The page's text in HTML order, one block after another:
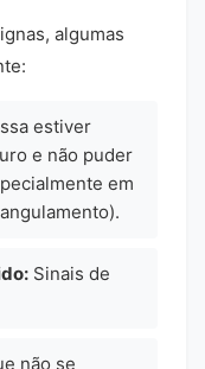
algumas
estiver
e não puder
em
Sinais de
não se